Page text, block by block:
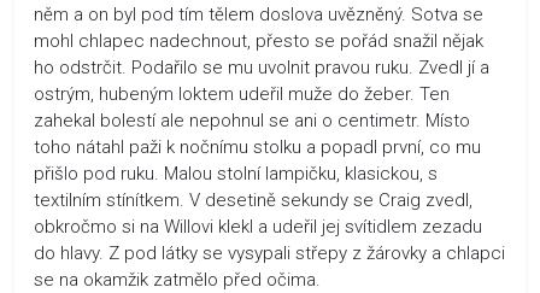
něm a on byl pod tím tělem doslova uvězněný. Sotva se
mohl chlapec nadechnout, přesto se pořád snažil nějak
ho odstrčit. Podařilo se mu uvolnit pravou ruku. Zvedl jí a
ostrým, hubeným loktem udeřil muže do žeber. Ten
zahekal bolestí ale nepohnul se ani o centimetr. Místo
toho nátahl paži k nočnímu stolku a popadl první, co mu
přišlo pod ruku. Malou stolní lampičku, klasickou, s
textilním stínítkem. V desetině sekundy se Craig zvedl,
obkročmo si na Willovi klekl a udeřil jej svítidlem zezadu
do hlavy. Z pod látky se vysypali střepy z žárovky a chlapci
se na okamžik zatmělo před očima.